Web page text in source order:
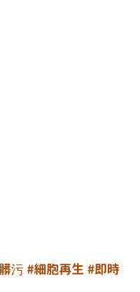
污#細胞再生#即時